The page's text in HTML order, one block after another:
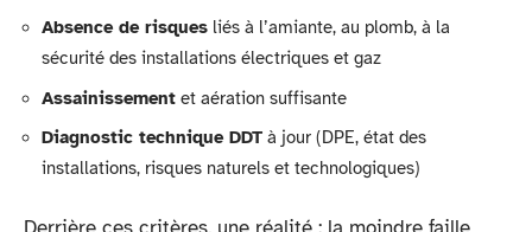
Absence de risques liés à l’amiante, au plomb, à la
sécurité des installations électriques et gaz
Assainissement et aération suffisante
Diagnostic technique DDT à jour (DPE, état des
installations, risques naturels et technologiques)